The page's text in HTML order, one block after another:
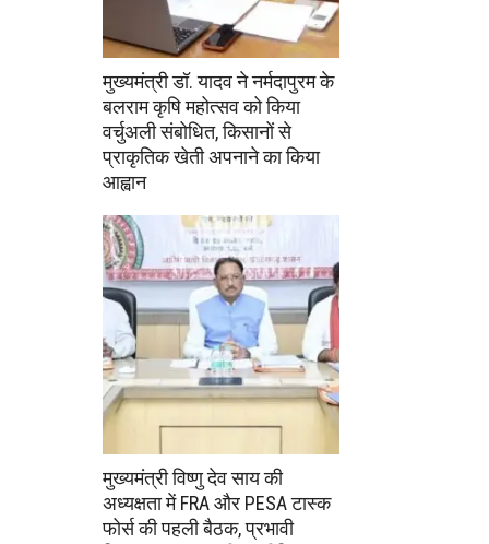
मुख्यमंत्री डॉ. यादव ने नर्मदापुरम के
बलराम कृषि महोत्सव को किया
वर्चुअली संबोधित, किसानों से
प्राकृतिक खेती अपनाने का किया
आह्वान
मुख्यमंत्री विष्णु देव साय की
अध्यक्षता में FRA और PESA टास्क
फोर्स की पहली बैठक, प्रभावी